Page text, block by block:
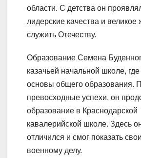
области. С детства он
лидерские качества и великое
служить Отечеству.
Образование Семена
казачьей начальной школе,
основы общего образования.
превосходные успехи, он
образование в Краснодарской
кавалерийской школе. Здесь
отличился и смог показать
военному делу.